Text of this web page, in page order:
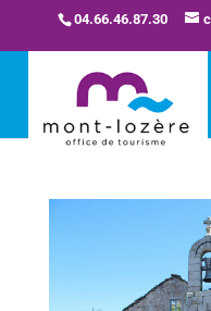
04.66.46.87.30